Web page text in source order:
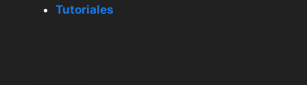
Tutoriales